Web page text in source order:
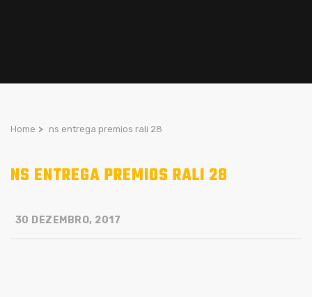
Home > ns entrega premios rali 28
NS ENTREGA PREMIOS RALI 28
30 DEZEMBRO, 2017